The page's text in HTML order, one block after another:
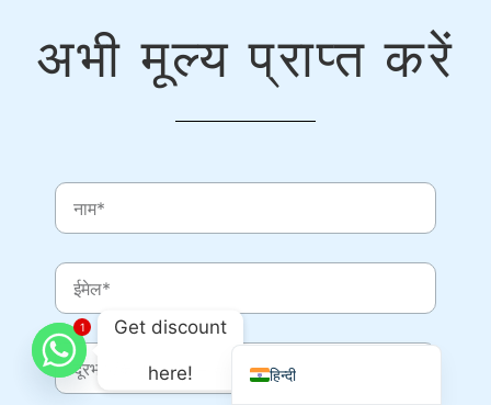
अभी मूल्य प्राप्त करें
हिन्दी
English
Français
Deutsch
Русский
Polski
العربية
1 Get discount
here!